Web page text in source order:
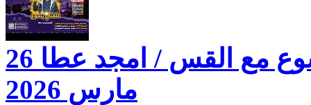
برنامج علمنى يسوع مع القس / امجد عطا 26
مارس 2026